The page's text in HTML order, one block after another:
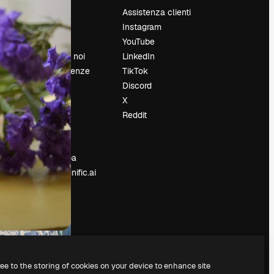
Chi siamo
Recensioni
Lavora con noi
Cerca tendenze
Blog
Eventi
Slidesgo
Vendi i tuoi
contenuti
Sala stampa
Cerchi magnific.ai
Assistenza clienti
Instagram
YouTube
LinkedIn
TikTok
Discord
X
Reddit
to the storing of cookies on your device to enhance site